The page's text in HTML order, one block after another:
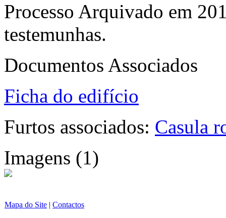
Processo Arquivado em
testemunhas.
Documentos Associados
Ficha do edifício
Furtos associados: Casula
Imagens (1)
Mapa do Site | Contactos